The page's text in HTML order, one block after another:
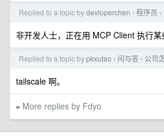
Replied to a topic bydevloperchen › 程序员 ›
非开发人士，正在用 MCP Client 执行
Replied to a topic bypkxutao › 问与答 › 公司
tailscale 啊。
» More replies by Fdyo